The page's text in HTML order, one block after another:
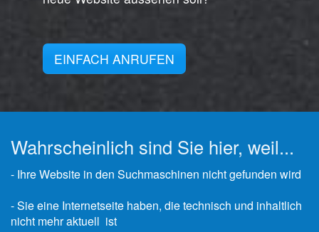
EINFACH ANRUFEN
Wahrscheinlich sind Sie hier, weil...
- Ihre Website in den Suchmaschinen nicht gefunden wird
- Sie eine Internetseite haben, die technisch und inhaltlich
nicht mehr aktuell ist